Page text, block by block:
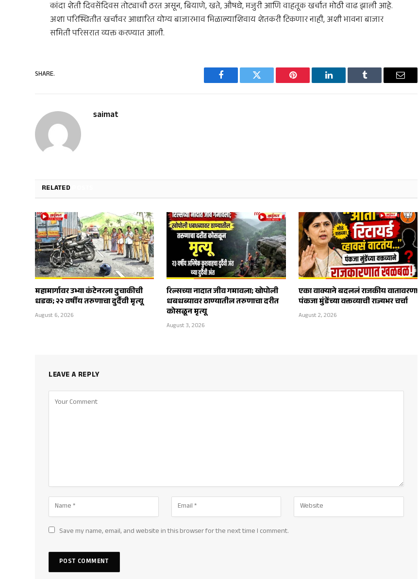
कांदा शेती दिवसेंदिवस तोट्याची ठरत असून, बियाणे, खते, औषधे, मजुरी आणि वाहतूक खर्चात मोठी वाढ झाली आहे.
अशा परिस्थितीत खर्चावर आधारित योग्य बाजारभाव मिळाल्याशिवाय शेतकरी टिकणार नाही, अशी भावना बाजार
समिती परिसरात व्यक्त करण्यात आली.
SHARE.
Facebook Twitter Pinterest LinkedIn Tumblr Email
saimat
RELATED
महामार्गावर उभ्या कंटेनरला दुचाकीची
धडक; २२ वर्षीय तरुणाचा दुर्दैवी मृत्यू
August 6, 2026
रिल्सच्या नादात जीव गमावला; खोपोली
धबधब्यावर ठाण्यातील तरुणाचा दरीत
कोसळून मृत्यू
August 3, 2026
एका वाक्याने बदललं राजकीय वातावरण!
पंकजा मुंडेंच्या वक्तव्याची राज्यभर चर्चा
August 2, 2026
LEAVE A REPLY
Save my name, email, and website in this browser for the next time I comment.